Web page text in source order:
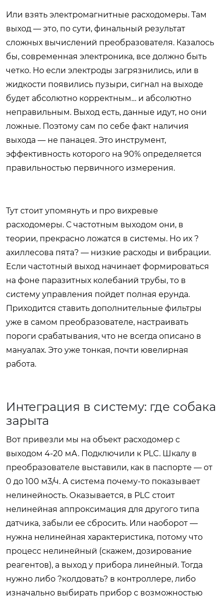
Или взять электромагнитные расходомеры. Там
выход — это, по сути, финальный результат
сложных вычислений преобразователя. Казалось
бы, современная электроника, все должно быть
четко. Но если электроды загрязнились, или в
жидкости появились пузыри, сигнал на выходе
будет абсолютно корректным… и абсолютно
неправильным. Выход есть, данные идут, но они
ложные. Поэтому сам по себе факт наличия
выхода — не панацея. Это инструмент,
эффективность которого на 90% определяется
правильностью первичного измерения.
Тут стоит упомянуть и про вихревые
расходомеры. С частотным выходом они, в
теории, прекрасно ложатся в системы. Но их ?
ахиллесова пята? — низкие расходы и вибрации.
Если частотный выход начинает формироваться
на фоне паразитных колебаний трубы, то в
систему управления пойдет полная ерунда.
Приходится ставить дополнительные фильтры
уже в самом преобразователе, настраивать
пороги срабатывания, что не всегда описано в
мануалах. Это уже тонкая, почти ювелирная
работа.
Интеграция в систему: где собака
зарыта
Вот привезли мы на объект расходомер с
выходом 4-20 мА. Подключили к PLC. Шкалу в
преобразователе выставили, как в паспорте — от
0 до 100 м3/ч. А система почему-то показывает
нелинейность. Оказывается, в PLC стоит
нелинейная аппроксимация для другого типа
датчика, забыли ее сбросить. Или наоборот —
нужна нелинейная характеристика, потому что
процесс нелинейный (скажем, дозирование
реагентов), а выход у прибора линейный. Тогда
нужно либо ?колдовать? в контроллере, либо
изначально выбирать прибор с возможностью